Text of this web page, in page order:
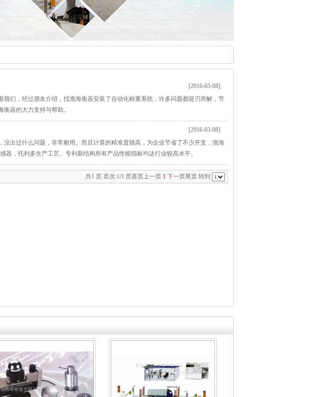
[2016-03-08]
们，经过朋友介绍，找渤海衡器安装了自动化称重系统，许多问题都迎刃而解，节
器的大力支持与帮助。
[2016-03-08]
出过什么问题，非常耐用。而且计算的精准度很高，为企业节省了不少开支，渤海
，托利多生产工艺、专利新结构所有产品性能指标均达行业较高水平。
共1 页 页次:1/1 页首页上一页 1 下一页尾页 转到